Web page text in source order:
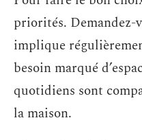
priorités.
implique
besoin marqué
quotidiens sont
la maison.